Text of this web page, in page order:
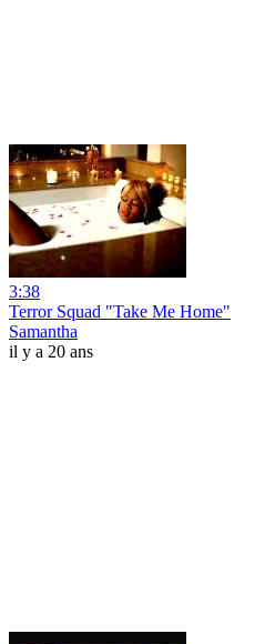
3:38
Terror Squad "Take Me Home"
Samantha
il y a 20 ans